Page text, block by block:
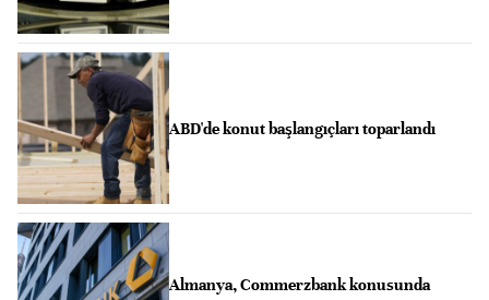
ABD'de konut başlangıçları toparlandı
Almanya, Commerzbank konusunda